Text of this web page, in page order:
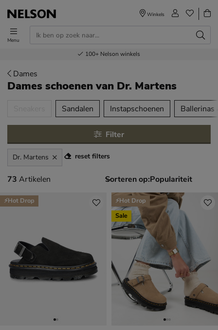
Menu
Winkels
Voor 23.00u besteld,volgende dag in huis
Gratisverzending en retour
Bestel nu,betaal later
100+ Nelson winkels
Dames
Dames schoenenvan Dr. Martens
Sandalen Instapschoenen Ballerinas
Filter
Dr. Martens reset filters
73 artikelen
73 Artikelen Sorteren op:
⚡Hot Drop
⚡Hot Drop
Sale